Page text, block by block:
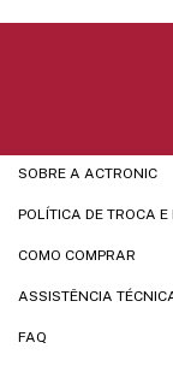
SOBRE A ACTRONIC
POLÍTICA DE TROCA E
COMO COMPRAR
ASSISTÊNCIA
FAQ